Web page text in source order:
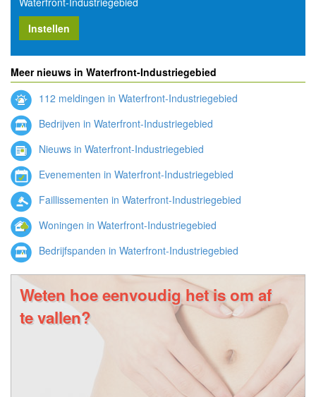
Instellen
Meer nieuws in Waterfront-Industriegebied
112 meldingen in Waterfront-Industriegebied
Bedrijven in Waterfront-Industriegebied
Nieuws in Waterfront-Industriegebied
Evenementen in Waterfront-Industriegebied
Faillissementen in Waterfront-Industriegebied
Woningen in Waterfront-Industriegebied
Bedrijfspanden in Waterfront-Industriegebied
Weten hoe eenvoudig het is om af
te vallen?